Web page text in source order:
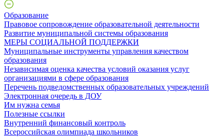
Образование
Правовое сопровождение образовательной деятельности
Развитие муниципальной системы образования
МЕРЫ СОЦИАЛЬНОЙ ПОДДЕРЖКИ
Муниципальные инструменты управления качеством
образования
Независимая оценка качества условий оказания услуг
организациями в сфере образования
Перечень подведомственных образовательных учреждений
Электронная очередь в ДОУ
Им нужна семья
Полезные ссылки
Внутренний финансовый контроль
Всероссийская олимпиада школьников